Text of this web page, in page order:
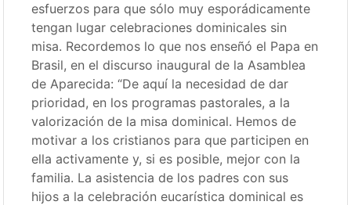
esfuerzos para que sólo muy esporádicamente
tengan lugar celebraciones dominicales sin
misa. Recordemos lo que nos enseñó el Papa en
Brasil, en el discurso inaugural de la Asamblea
de Aparecida: “De aquí la necesidad de dar
prioridad, en los programas pastorales, a la
valorización de la misa dominical. Hemos de
motivar a los cristianos para que participen en
ella activamente y, si es posible, mejor con la
familia. La asistencia de los padres con sus
hijos a la celebración eucarística dominical es